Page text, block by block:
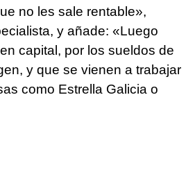
no les sale rentable»,
y añade: «Luego
capital, por los sueldos de
y que se vienen a trabajar
como Estrella Galicia o